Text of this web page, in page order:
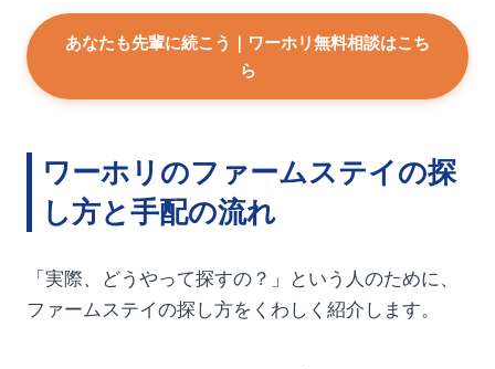
あなたも先輩に続こう｜ワーホリ無料相談はこち
ら
ワーホリのファームステイの探
し方と手配の流れ
「実際、どうやって探すの？」という人のために、
ファームステイの探し方をくわしく紹介します。